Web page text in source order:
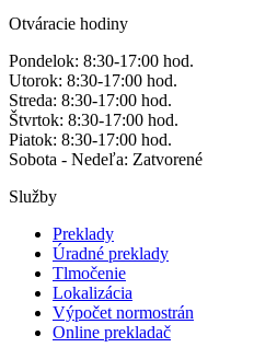
Otváracie hodiny
Pondelok: 8:30-17:00 hod.
Utorok: 8:30-17:00 hod.
Streda: 8:30-17:00 hod.
Štvrtok: 8:30-17:00 hod.
Piatok: 8:30-17:00 hod.
Sobota - Nedeľa: Zatvorené
Služby
Preklady
Úradné preklady
Tlmočenie
Lokalizácia
Výpočet normostrán
Online prekladač